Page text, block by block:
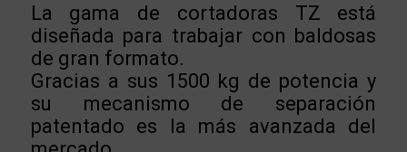
La gama de cortadoras TZ está
diseñada para trabajar con baldosas
de gran formato.
Gracias a sus 1500 kg de potencia y
su mecanismo de separación
patentado es la más avanzada del